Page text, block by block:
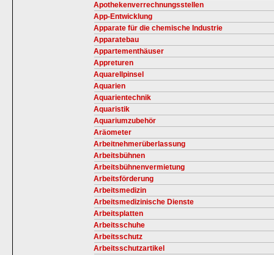
Apothekenverrechnungsstellen
App-Entwicklung
Apparate für die chemische Industrie
Apparatebau
Appartementhäuser
Appreturen
Aquarellpinsel
Aquarien
Aquarientechnik
Aquaristik
Aquariumzubehör
Aräometer
Arbeitnehmerüberlassung
Arbeitsbühnen
Arbeitsbühnenvermietung
Arbeitsförderung
Arbeitsmedizin
Arbeitsmedizinische Dienste
Arbeitsplatten
Arbeitsschuhe
Arbeitsschutz
Arbeitsschutzartikel